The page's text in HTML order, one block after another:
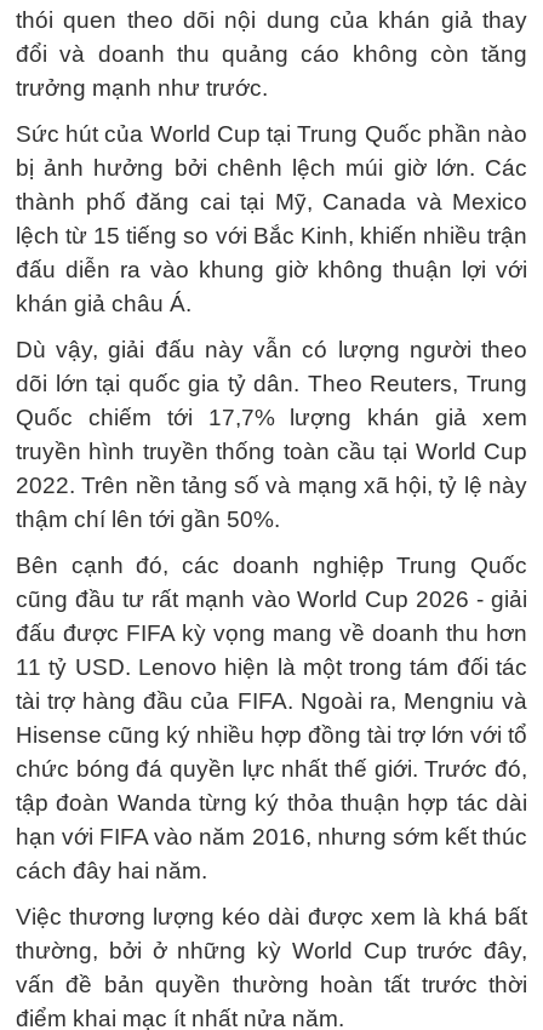
thói quen theo dõi nội dung của khán giả thay
đổi và doanh thu quảng cáo không còn tăng
trưởng mạnh như trước.
Sức hút của World Cup tại Trung Quốc phần nào
bị ảnh hưởng bởi chênh lệch múi giờ lớn. Các
thành phố đăng cai tại Mỹ, Canada và Mexico
lệch từ 15 tiếng so với Bắc Kinh, khiến nhiều trận
đấu diễn ra vào khung giờ không thuận lợi với
khán giả châu Á.
Dù vậy, giải đấu này vẫn có lượng người theo
dõi lớn tại quốc gia tỷ dân. Theo Reuters, Trung
Quốc chiếm tới 17,7% lượng khán giả xem
truyền hình truyền thống toàn cầu tại World Cup
2022. Trên nền tảng số và mạng xã hội, tỷ lệ này
thậm chí lên tới gần 50%.
Bên cạnh đó, các doanh nghiệp Trung Quốc
cũng đầu tư rất mạnh vào World Cup 2026 - giải
đấu được FIFA kỳ vọng mang về doanh thu hơn
11 tỷ USD. Lenovo hiện là một trong tám đối tác
tài trợ hàng đầu của FIFA. Ngoài ra, Mengniu và
Hisense cũng ký nhiều hợp đồng tài trợ lớn với tổ
chức bóng đá quyền lực nhất thế giới. Trước đó,
tập đoàn Wanda từng ký thỏa thuận hợp tác dài
hạn với FIFA vào năm 2016, nhưng sớm kết thúc
cách đây hai năm.
Việc thương lượng kéo dài được xem là khá bất
thường, bởi ở những kỳ World Cup trước đây,
vấn đề bản quyền thường hoàn tất trước thời
điểm khai mạc ít nhất nửa năm.